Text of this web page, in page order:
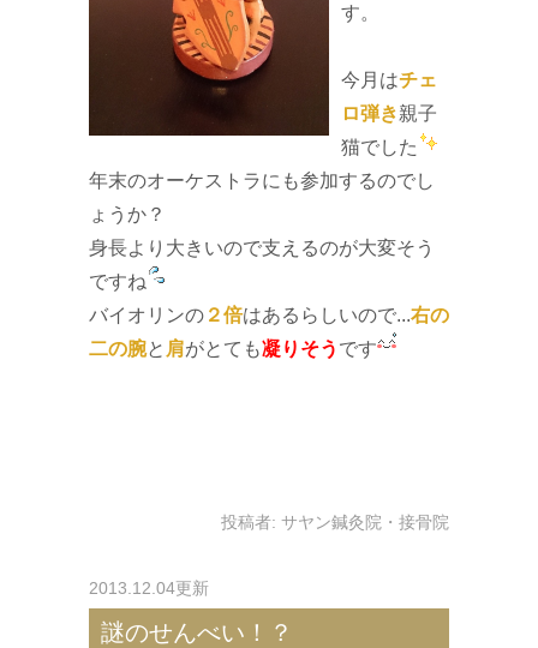
す。
今月はチェ
ロ弾き親子
猫でした
年末のオーケストラにも参加するのでし
ょうか？
身長より大きいので支えるのが大変そう
ですね
バイオリンの ２倍はあるらしいので...右の
二の腕と 肩がとても凝りそう です
投稿者: サヤン鍼灸院・接骨院
2013.12.04更新
謎のせんべい！？